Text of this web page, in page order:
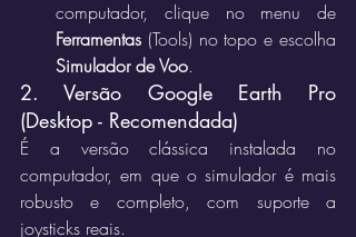
Ferramentas
Simulador de Voo.
2. Versão Google Earth Pro
(Desktop - Recomendada)
É a versão clássica instalada no
computador, em que o simulador é mais
robusto e completo, com suporte a
joysticks reais.